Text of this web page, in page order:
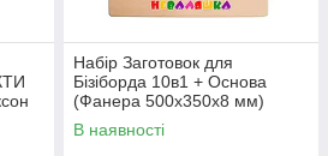
Набір Заготовок для
Бізіборда 10в1 + Основа
(Фанера 500x350x8 мм)
Базові Деталі, Весь Комплект
- Собери Сам
В наявності